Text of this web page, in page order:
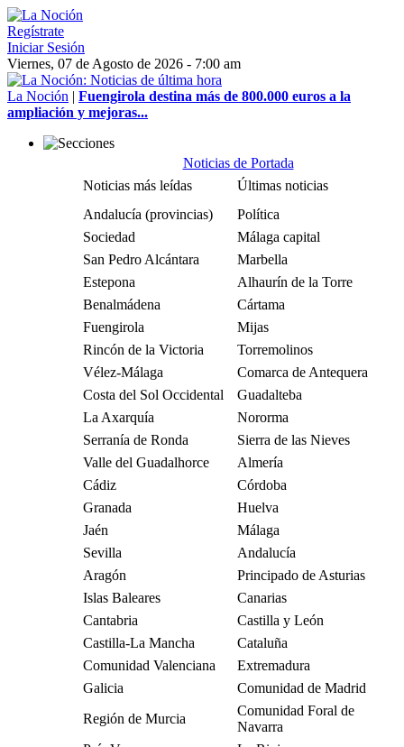
Regístrate
Iniciar Sesión
Viernes, 07 de Agosto de 2026 - 7:00 am
La Noción | Fuengirola destina más de 800.000 euros a la
ampliación y mejoras...
Noticias de Portada
Noticias más leídas
Últimas noticias
Andalucía (provincias)
Política
Sociedad
Málaga capital
San Pedro Alcántara
Marbella
Estepona
Alhaurín de la Torre
Benalmádena
Cártama
Fuengirola
Mijas
Rincón de la Victoria
Torremolinos
Vélez-Málaga
Comarca de Antequera
Costa del Sol Occidental
Guadalteba
La Axarquía
Nororma
Serranía de Ronda
Sierra de las Nieves
Valle del Guadalhorce
Almería
Cádiz
Córdoba
Granada
Huelva
Jaén
Málaga
Sevilla
Andalucía
Aragón
Principado de Asturias
Islas Baleares
Canarias
Cantabria
Castilla y León
Castilla-La Mancha
Cataluña
Comunidad Valenciana
Extremadura
Galicia
Comunidad de Madrid
Región de Murcia
Comunidad Foral de
Navarra